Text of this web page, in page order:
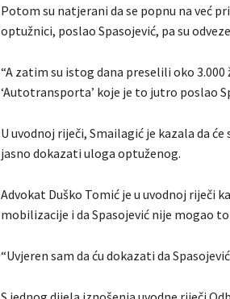
Potom su natjerani da se popnu na već
optužnici, poslao Spasojević, pa su
“A zatim su istog dana preselili oko
‘Autotransporta’ koje je to jutro poslao
U uvodnoj riječi, Smailagić je kazala da
jasno dokazati uloga optuženog.
Advokat Duško Tomić je u uvodnoj riječi
mobilizacije i da Spasojević nije mogao
“Uvjeren sam da ću dokazati da